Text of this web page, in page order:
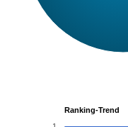
Ranking-Trend